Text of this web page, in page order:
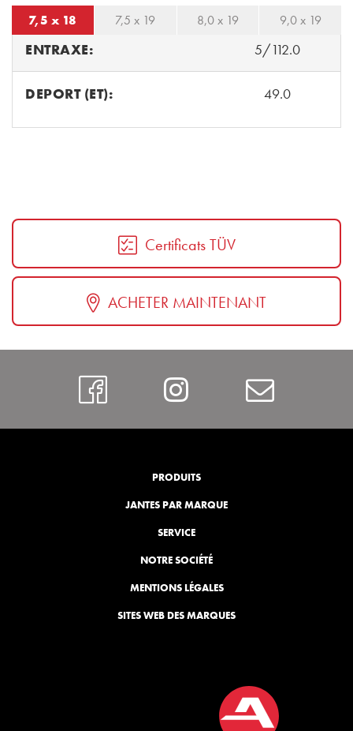
7,5 x 18 7,5 x 19 8,0 x 19 9,0 x 19
ENTRAXE: 5/112.0
DEPORT (ET): 49.0
Certificats TÜV
ACHETER MAINTENANT
https://Instagram
PRODUITS
JANTES PAR MARQUE
SERVICE
NOTRE SOCIÉTÉ
MENTIONS LÉGALES
SITES WEB DES MARQUES